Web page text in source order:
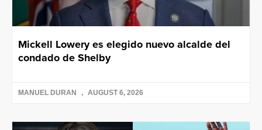
Mickell Lowery es elegido nuevo alcalde del
condado de Shelby
MANUEL DURAN AUGUST 6, 2026